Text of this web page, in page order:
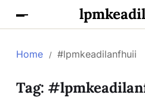
Home #lpmkeadilanfhuii
Tag: